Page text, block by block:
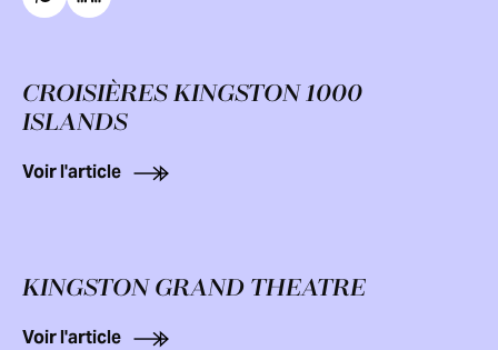
CROISIÈRES KINGSTON 1000
ISLANDS
Voir l'article
KINGSTON GRAND THEATRE
Voir l'article